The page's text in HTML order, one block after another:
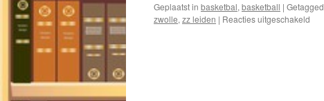
Geplaatst in basketbal,basketball | Getagged
zwolle,zz leiden | Reacties uitgeschakeld